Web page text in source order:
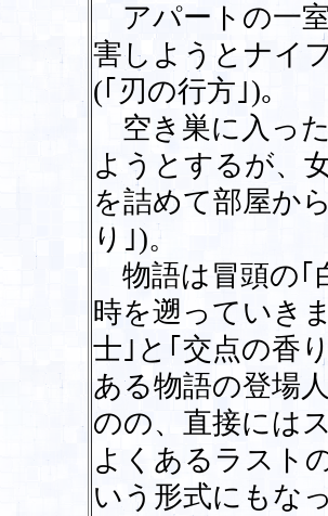
アパートの一
害しようとナイ
(｢刃の行方｣)。
空き巣に入っ
ようとするが、
を詰めて部屋か
り｣)。
物語は冒頭の｢
時を遡っていき
士｣と｢交点の香
ある物語の登場
のの、直接には
よくあるラスト
いう形式にもな